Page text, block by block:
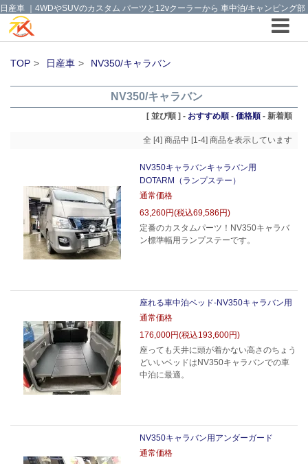
日産車 ｜4WDやSUVのカスタム パーツと12vクーラーから 車中泊/キャンピング部
品までご提案の T.K TECH 埼玉
TOP 日産車 NV350/キャラバン
NV350/キャラバン
[ 並び順 ] - おすすめ順- 価格順- 新着順
全 [4] 商品中 [1-4] 商品を表示しています
NV350キャラバンキャラバン用
DOTARM（ランプステー）
通常価格
63,260円(税込69,586円)
定番のカスタムパーツ！NV350キャラバ
ン標準幅用ランプステーです。
座れる車中泊ベッド-NV350キャラバン用
通常価格
176,000円(税込193,600円)
座っても天井に頭が着かない高さのちょう
どいいベッドはNV350キャラバンでの車
中泊に最適。
NV350キャラバン用アンダーガード
通常価格